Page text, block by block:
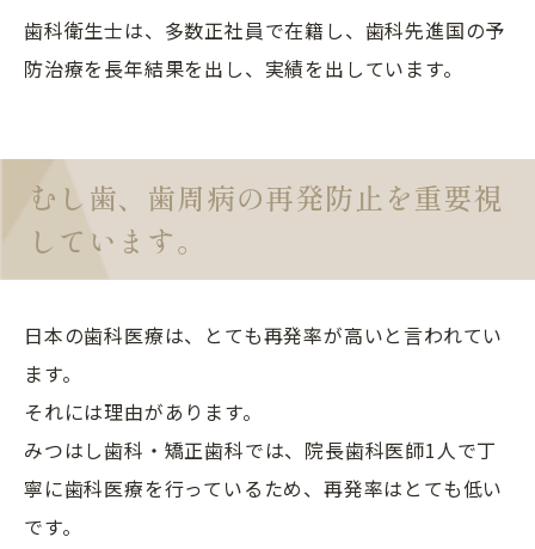
歯科衛生士は、多数正社員で在籍し、歯科先進国の予
防治療を長年結果を出し、実績を出しています。
むし歯、歯周病の再発防止を重要視
しています。
日本の歯科医療は、とても再発率が高いと言われてい
ます。
それには理由があります。
みつはし歯科・矯正歯科では、院長歯科医師1人で丁
寧に歯科医療を行っているため、再発率はとても低い
です。